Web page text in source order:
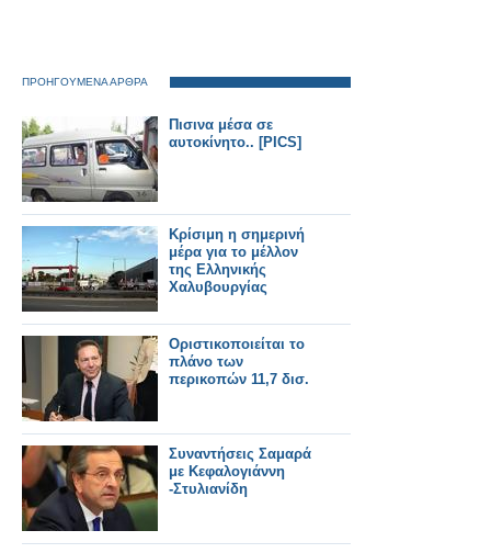
ΠΡΟΗΓΟΥΜΕΝΑ ΑΡΘΡΑ
Πισινα μέσα σε
αυτοκίνητο.. [PICS]
Κρίσιμη η σημερινή
μέρα για το μέλλον
της Ελληνικής
Χαλυβουργίας
Οριστικοποιείται το
πλάνο των
περικοπών 11,7 δισ.
Συναντήσεις Σαμαρά
με Κεφαλογιάννη
-Στυλιανίδη